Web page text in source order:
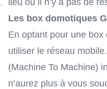
lieu où il n’y a pas de
Les box domotiques
En optant pour une
utiliser le réseau
(Machine To Machine)
n’aurez plus à vous